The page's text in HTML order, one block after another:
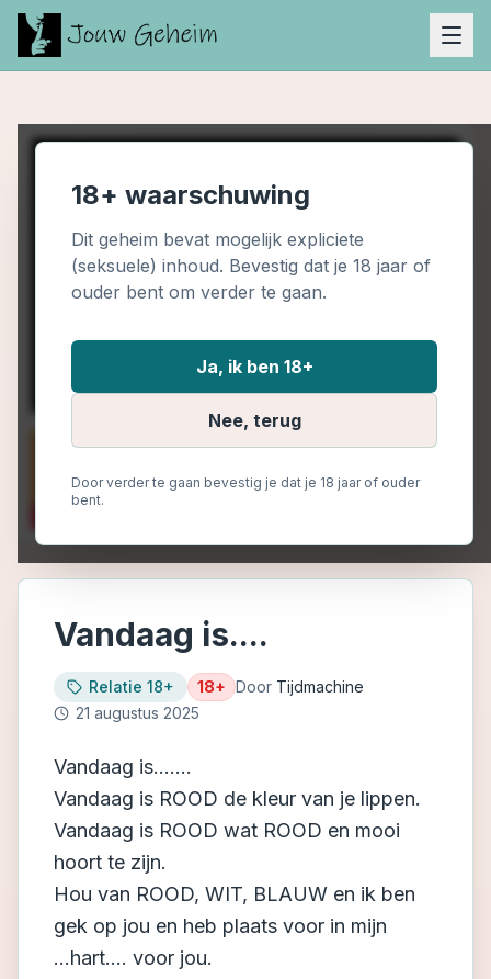
18+ waarschuwing
Dit geheim bevat mogelijk expliciete
(seksuele) inhoud. Bevestig dat je 18 jaar of
ouder bent om verder te gaan.
Ja, ik ben 18+
Nee, terug
Door verder te gaan bevestig je dat je 18 jaar of ouder
bent.
Vandaag is....
Relatie 18+ 18+ Door Tijdmachine
21 augustus 2025
Vandaag is.......
Vandaag is ROOD de kleur van je lippen.
Vandaag is ROOD wat ROOD en mooi
hoort te zijn.
Hou van ROOD, WIT, BLAUW en ik ben
gek op jou en heb plaats voor in mijn
...hart.... voor jou.